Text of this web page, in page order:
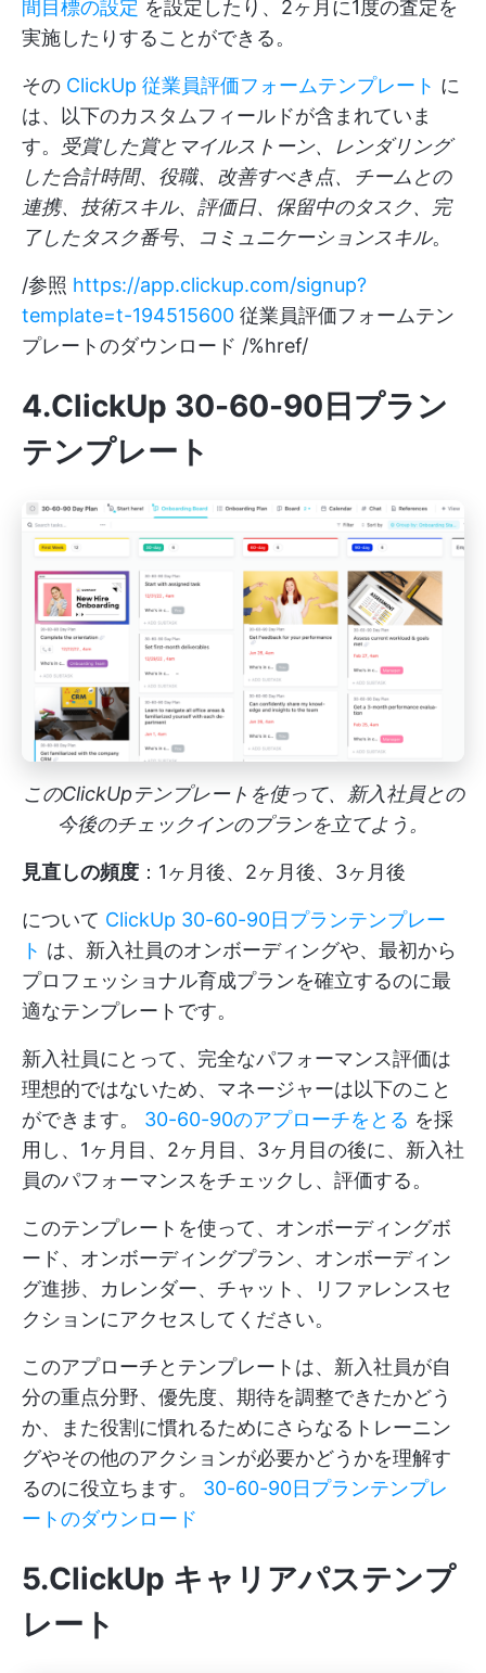
間目標の設定 を設定したり、2ヶ月に1度の査定を
実施したりすることができる。
その ClickUp 従業員評価フォームテンプレート に
は、以下のカスタムフィールドが含まれていま
す。 受賞した賞とマイルストーン、レンダリング
した合計時間、役職、改善すべき点、チームとの
連携、技術スキル、評価日、保留中のタスク、完
了したタスク番号、コミュニケーションスキル。
/参照 https://app.clickup.com/signup?
template=t-194515600 従業員評価フォームテン
プレートのダウンロード /%href/
4.ClickUp 30-60-90日プラン
テンプレート
このClickUpテンプレートを使って、新入社員との
今後のチェックインのプランを立てよう。
見直しの頻度 ：1ヶ月後、2ヶ月後、3ヶ月後
について ClickUp 30-60-90日プランテンプレー
ト は、新入社員のオンボーディングや、最初から
プロフェッショナル育成プランを確立するのに最
適なテンプレートです。
新入社員にとって、完全なパフォーマンス評価は
理想的ではないため、マネージャーは以下のこと
ができます。 30-60-90のアプローチをとる を採
用し、1ヶ月目、2ヶ月目、3ヶ月目の後に、新入社
員のパフォーマンスをチェックし、評価する。
このテンプレートを使って、オンボーディングボ
ード、オンボーディングプラン、オンボーディン
グ進捗、カレンダー、チャット、リファレンスセ
クションにアクセスしてください。
このアプローチとテンプレートは、新入社員が自
分の重点分野、優先度、期待を調整できたかどう
か、また役割に慣れるためにさらなるトレーニン
グやその他のアクションが必要かどうかを理解す
るのに役立ちます。 30-60-90日プランテンプレ
ートのダウンロード
5.ClickUp キャリアパステンプ
レート